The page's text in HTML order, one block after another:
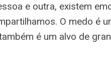
e outra, existem
O medo é
é um alvo de